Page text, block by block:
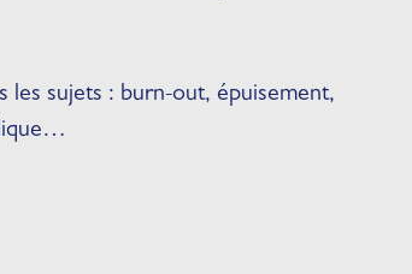
les sujets : burn-out, épuisement,